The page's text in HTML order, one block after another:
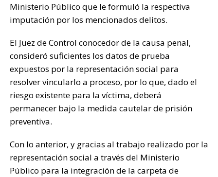
Ministerio Público que le formuló la respectiva
imputación por los mencionados delitos.
El Juez de Control conocedor de la causa penal,
consideró suficientes los datos de prueba
expuestos por la representación social para
resolver vincularlo a proceso, por lo que, dado el
riesgo existente para la víctima, deberá
permanecer bajo la medida cautelar de prisión
preventiva.
Con lo anterior, y gracias al trabajo realizado por la
representación social a través del Ministerio
Público para la integración de la carpeta de